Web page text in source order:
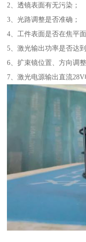
2、透镜表面有无污染；
3、光路调整是否准确；
4、工件表面是否在焦平面
5、激光输出功率是否达到
6、扩束镜位置、方向调
7、激光电源输出直流